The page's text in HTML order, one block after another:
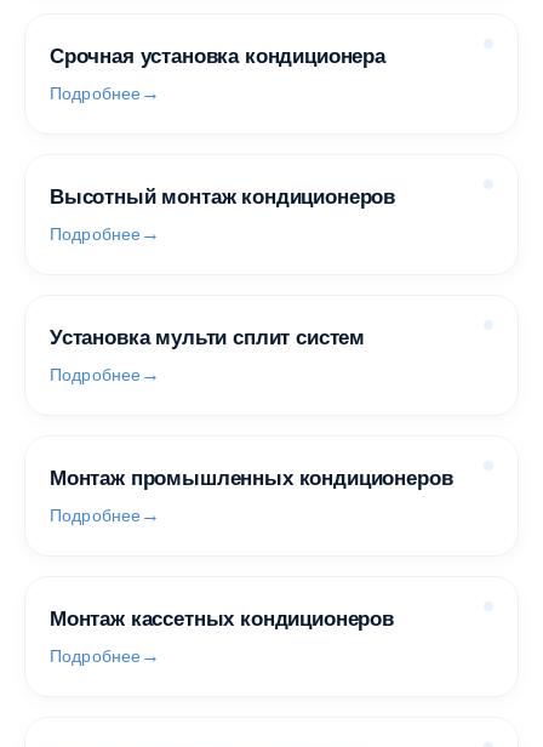
Срочная установка кондиционера
Подробнее
Высотный монтаж кондиционеров
Подробнее
Установка мульти сплит систем
Подробнее
Монтаж промышленных кондиционеров
Подробнее
Монтаж кассетных кондиционеров
Подробнее